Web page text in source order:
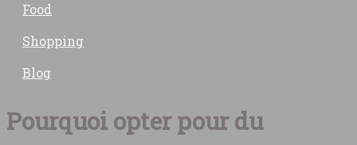
Food
Shopping
Blog
Pourquoi opter pour du